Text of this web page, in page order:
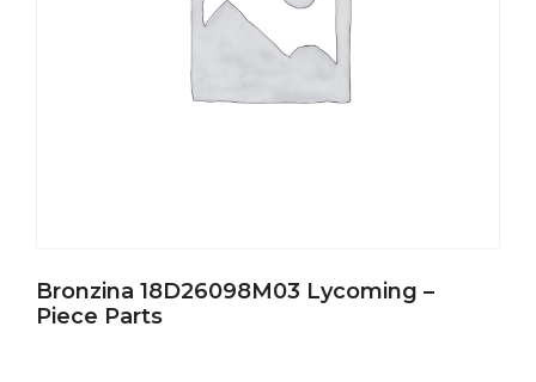
Bronzina 18D26098M03 Lycoming –
Piece Parts